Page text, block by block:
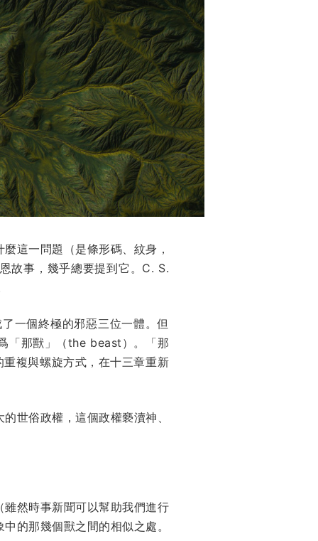
這一問題（是條形碼、紋身，
故事，幾乎總要提到它。C. S.
一個終極的邪惡三位一體。但
「那獸」（the beast）。「那
複與螺旋方式，在十三章重新
世俗政權，這個政權褻瀆神、
然時事新聞可以幫助我們進行
的那幾個獸之間的相似之處。